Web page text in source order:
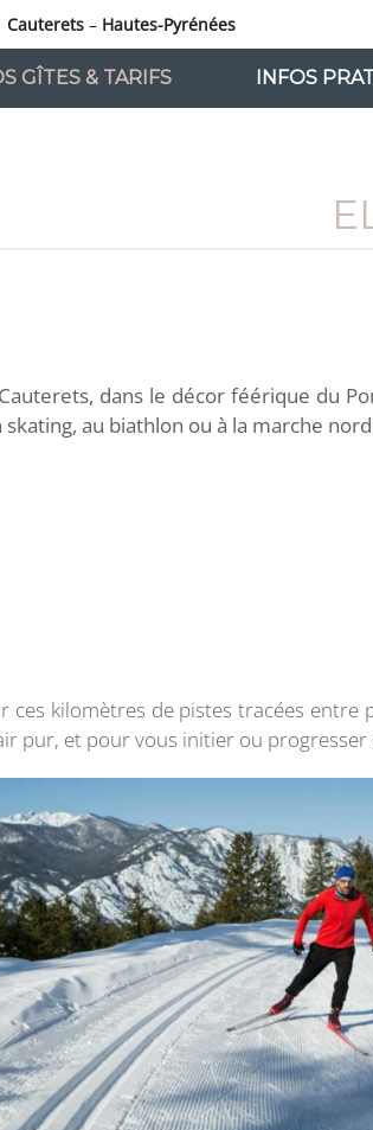
Cauterets – Hautes-Pyrénées
GÎTES & TARIFS INFOS
dans le décor féérique du
skating, au biathlon ou à la marche
ces kilomètres de pistes tracées entre
pur, et pour vous initier ou